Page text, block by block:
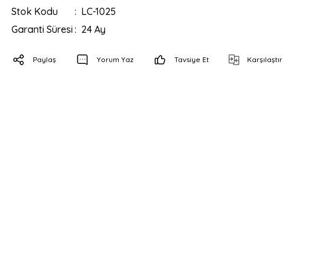
Stok Kodu
LC-1025
Garanti Süresi
24 Ay
Paylaş Yorum Yaz Tavsiye Et Karşılaştır